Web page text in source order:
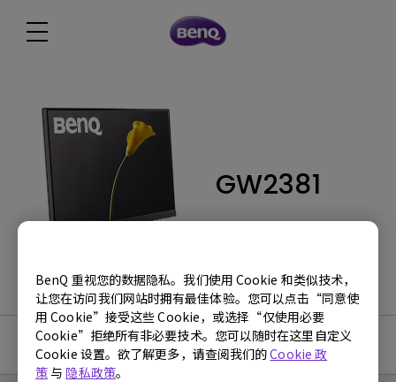
BenQ 重视您的数据隐私。我们使用 Cookie 和类似技术，
让您在访问我们网站时拥有最佳体验。您可以点击“同意使
用 Cookie”接受这些 Cookie，或选择“仅使用必要
Cookie”拒绝所有非必要技术。您可以随时在这里自定义
Cookie 设置。欲了解更多，请查阅我们的Cookie 政
策 与 隐私政策。
GW2381
使用手册